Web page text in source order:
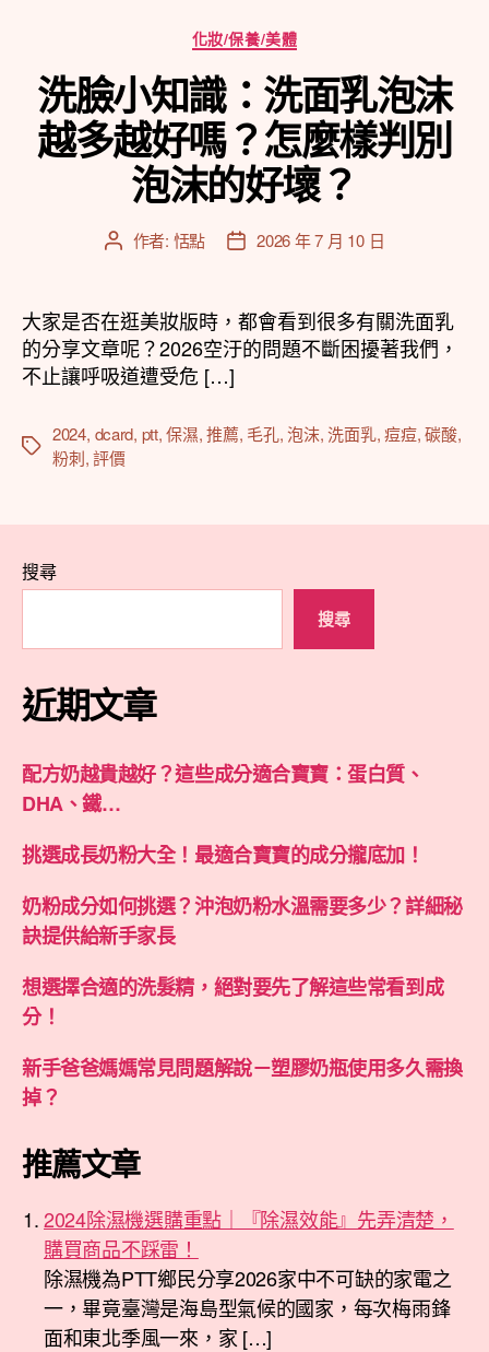
分
類
化妝/保養/美體
洗臉小知識：洗面乳泡沫
越多越好嗎？怎麼樣判別
泡沫的好壞？
文
者
作者: 恬點
文
佈
日
期
2026 年 7 月 10 日
大家是否在逛美妝版時，都會看到很多有關洗面乳
的分享文章呢？2026空汙的問題不斷困擾著我們，
不止讓呼吸道遭受危 […]
標
2024, dcard, ptt,保濕,推薦, 毛孔,泡沫,洗面乳,痘痘,碳酸,
粉刺,評價
搜尋
搜尋
近期文章
配方奶越貴越好？這些成分適合寶寶：蛋白質、
DHA、鐵…
挑選成長奶粉大全！最適合寶寶的成分攏底加！
奶粉成分如何挑選？沖泡奶粉水溫需要多少？詳細秘
訣提供給新手家長
想選擇合適的洗髮精，絕對要先了解這些常看到成
分！
新手爸爸媽媽常見問題解說－塑膠奶瓶使用多久需換
掉？
推薦文章
2024除濕機選購重點｜『除濕效能』先弄清楚，
購買商品不踩雷！
除濕機為PTT鄉民分享2026家中不可缺的家電之
一，畢竟臺灣是海島型氣候的國家，每次梅雨鋒
面和東北季風一來，家 […]